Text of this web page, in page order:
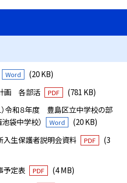
Word
(20 KB)
画 各部活
PDF
(781 KB)
令和８年度 豊島区立中学校の部
袋中学校）
Word
(20 KB)
生保護者説明会資料
PDF
(3
予定表
PDF
(4 MB)